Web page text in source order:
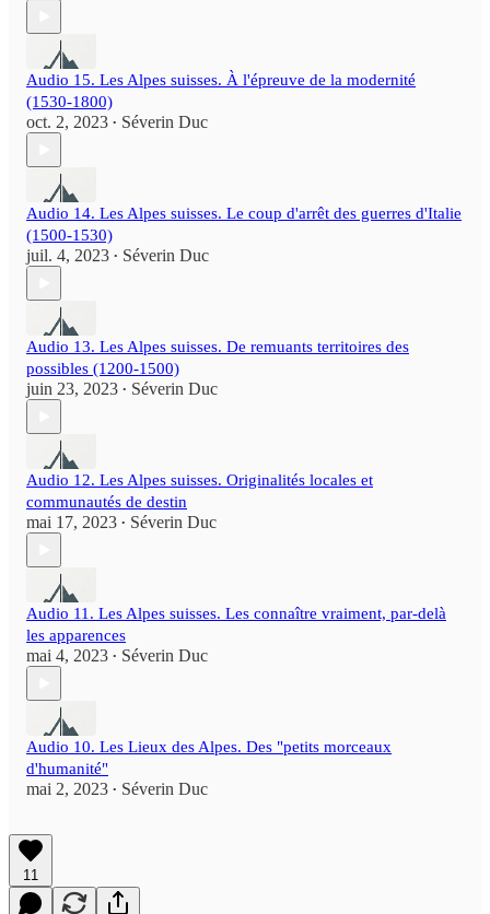
Audio 15. Les Alpes suisses. À l'épreuve de la modernité
(1530-1800)
oct. 2, 2023 • Séverin Duc
Audio 14. Les Alpes suisses. Le coup d'arrêt des guerres d'Italie
(1500-1530)
juil. 4, 2023 • Séverin Duc
Audio 13. Les Alpes suisses. De remuants territoires des
possibles (1200-1500)
juin 23, 2023 • Séverin Duc
Audio 12. Les Alpes suisses. Originalités locales et
communautés de destin
mai 17, 2023 • Séverin Duc
Audio 11. Les Alpes suisses. Les connaître vraiment, par-delà
les apparences
mai 4, 2023 • Séverin Duc
Audio 10. Les Lieux des Alpes. Des "petits morceaux
d'humanité"
mai 2, 2023 • Séverin Duc
11